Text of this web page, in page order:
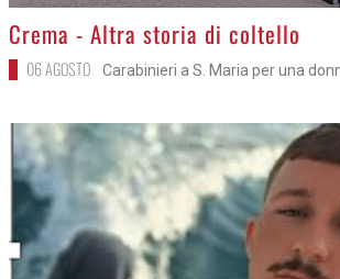
>
Crema - Altra storia di coltello
06 AGOSTO Carabinieri a S. Maria per una